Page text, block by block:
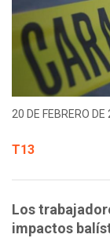
20 DE FEBRERO
T13
Los
impactos